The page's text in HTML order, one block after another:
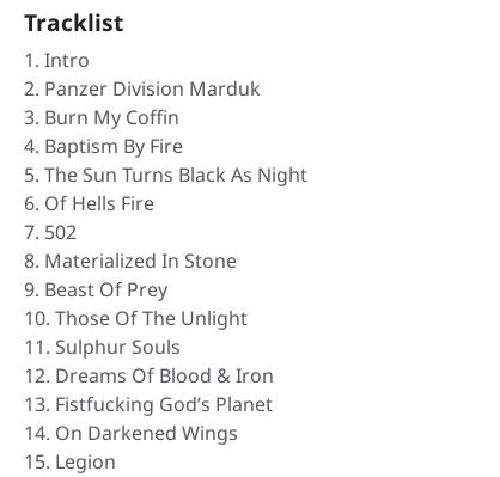
Tracklist
Intro
Panzer Division Marduk
Burn My Coffin
Baptism By Fire
The Sun Turns Black As Night
Of Hells Fire
502
Materialized In Stone
Beast Of Prey
Those Of The Unlight
Sulphur Souls
Dreams Of Blood & Iron
Fistfucking God’s Planet
On Darkened Wings
Legion